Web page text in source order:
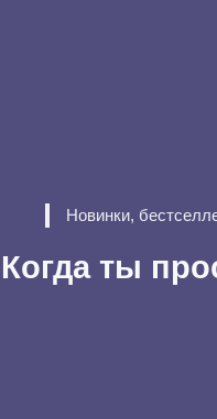
Новинки,
Когда ты